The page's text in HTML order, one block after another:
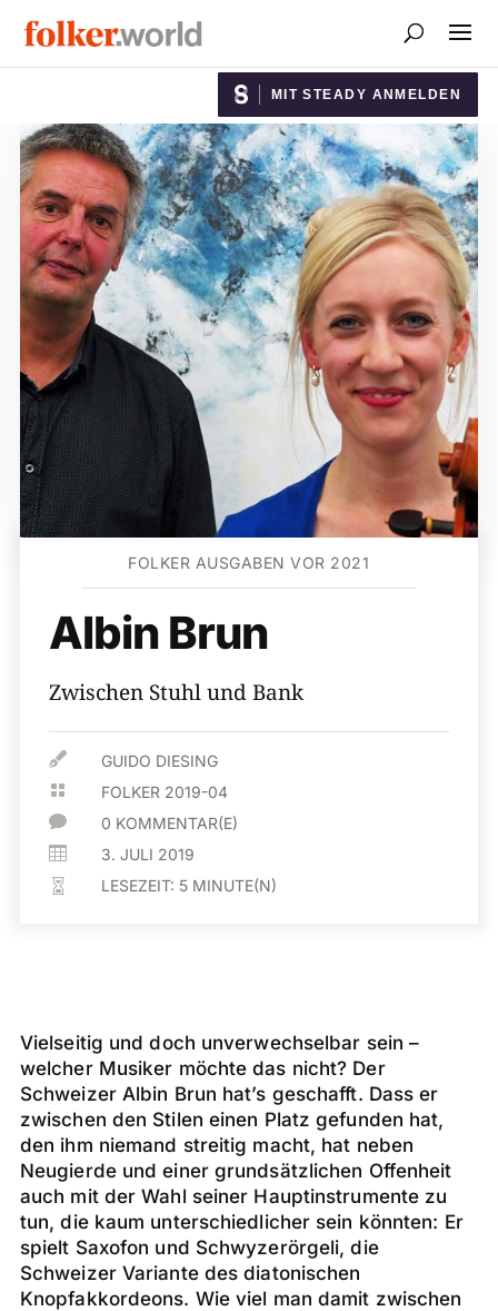
MIT STEADY ANMELDEN
FOLKER AUSGABEN VOR 2021
Albin Brun
Zwischen Stuhl und Bank
 GUIDO DIESING
 FOLKER 2019-04
 0 KOMMENTAR(E)
 3. JULI 2019
 LESEZEIT: 5 MINUTE(N)
Vielseitig und doch unverwechselbar sein –
welcher Musiker möchte das nicht? Der
Schweizer Albin Brun hat’s geschafft. Dass er
zwischen den Stilen einen Platz gefunden hat,
den ihm niemand streitig macht, hat neben
Neugierde und einer grundsätzlichen Offenheit
auch mit der Wahl seiner Hauptinstrumente zu
tun, die kaum unterschiedlicher sein könnten: Er
spielt Saxofon und Schwyzerörgeli, die
Schweizer Variante des diatonischen
Knopfakkordeons. Wie viel man damit zwischen